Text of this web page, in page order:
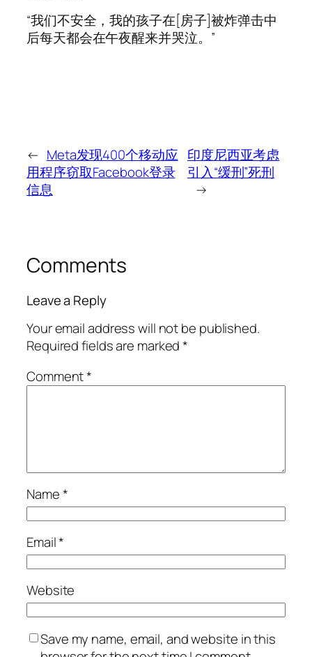
“我们不安全，我的孩子在[房子]被炸弹击中
后每天都会在午夜醒来并哭泣。”
← Meta发现400个移动应
用程序窃取Facebook登录
信息
印度尼西亚考虑
引入“缓刑”死刑
→
Comments
Leave a Reply
Your email address will not be published.
Required fields are marked*
Comment*
Name*
Email*
Website
Save my name, email, and website in this